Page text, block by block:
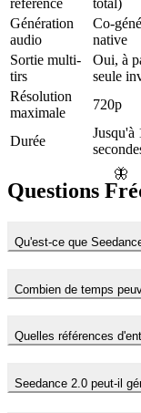
🦋
référence
total)
Génération
audio
Co-
native
Sortie multi-
tirs
Oui, à
seule
Résolution
maximale
720p
Durée
Jusqu'à
Questions
Qu'est-ce que
Combien de temps
Quelles références
Seedance 2.0 peut-il